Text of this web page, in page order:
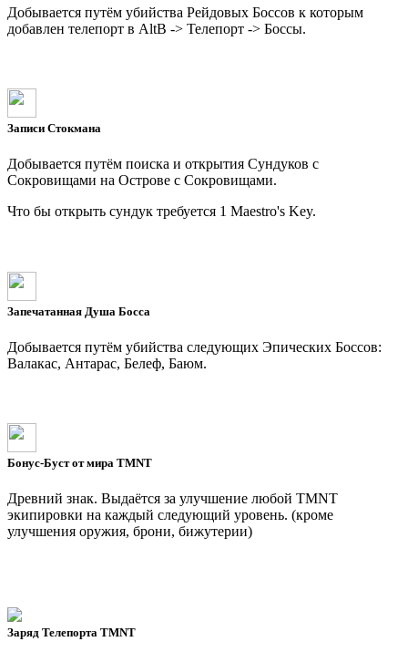
Добывается путём убийства Рейдовых Боссов к которым
добавлен телепорт в AltB -> Телепорт -> Боссы.
Записи Стокмана
Добывается путём поиска и открытия Сундуков с
Сокровищами на Острове с Сокровищами.
Что бы открыть сундук требуется 1 Maestro's Key.
Запечатанная Душа Босса
Добывается путём убийства следующих Эпических Боссов:
Валакас, Антарас, Белеф, Баюм.
Бонус-Буст от мира TMNT
Древний знак. Выдаётся за улучшение любой TMNT
экипировки на каждый следующий уровень. (кроме
улучшения оружия, брони, бижутерии)
Заряд Телепорта TMNT